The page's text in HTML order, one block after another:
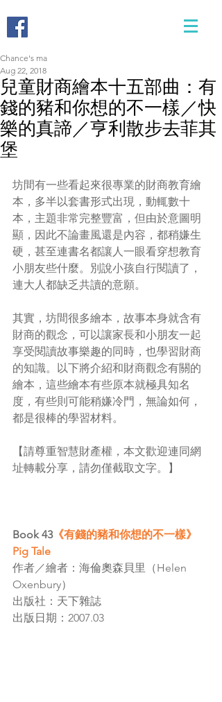
兒童財商繪本十五部曲：有
錢的豬和你想的不一樣／快
樂的真諦／亨利散步去菲其
堡
Chance's ma
Aug 22, 2018
坊間有一些看起來很專業的財商教育繪
本，多半以套書形式出現，動輒數十
本，主題非常完整豐富，但由於意圖明
顯，因此不論畫風還是內容，都稍嫌生
硬，甚至連書名都讓人一眼看穿想教育
小朋友些什麼。別說小孩自行閱讀了，
連大人都缺乏共讀的意願。
其實，坊間很多繪本，故事本身就含有
財商的觀念，可以讓家長和小朋友一起
享受閱讀故事樂趣的同時，也學習財商
的知識。以下將介紹和財商觀念有關的
繪本，這些繪本有些原本就極具知名
度，有些則可能稍嫌冷門，無論如何，
都是很棒的學習材料。
【請尊重智慧財產權，本文歡迎連同網
址轉載分享，請勿僅截取文字。】
Book 43《有錢的豬和你想的不一樣》
Pig Tale
作者／繪者：海倫奧森貝里（Helen
Oxenbury）
出版社：天下雜誌
出版日期：2007.03